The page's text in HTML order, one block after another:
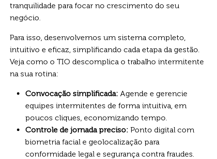
tranquilidade para focar no crescimento do seu
negócio.
Para isso, desenvolvemos um sistema completo,
intuitivo e eficaz, simplificando cada etapa da gestão.
Veja como o TIO descomplica o trabalho intermitente
na sua rotina:
Convocação simplificada: Agende e gerencie
equipes intermitentes de forma intuitiva, em
poucos cliques, economizando tempo.
Controle de jornada preciso: Ponto digital com
biometria facial e geolocalização para
conformidade legal e segurança contra fraudes.